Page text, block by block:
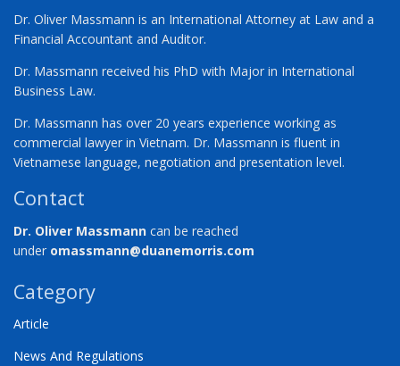
Dr. Oliver Massmann is an International Attorney at Law and a
Financial Accountant and Auditor.
Dr. Massmann received his PhD with Major in International
Business Law.
Dr. Massmann has over 20 years experience working as
commercial lawyer in Vietnam. Dr. Massmann is fluent in
Vietnamese language, negotiation and presentation level.
Contact
Dr. Oliver Massmann can be reached
under omassmann@duanemorris.com
Category
Article
News And Regulations